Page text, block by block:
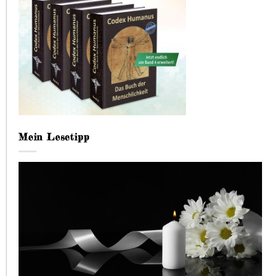
Mein Lesetipp